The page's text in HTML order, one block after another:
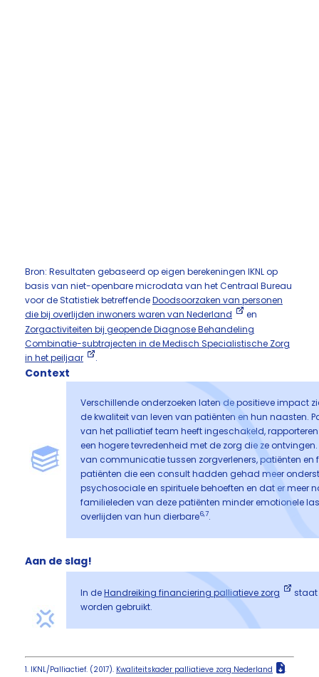
Bron: Resultaten gebaseerd op eigen berekeningen IKNL op
basis van niet-openbare microdata van het Centraal Bureau
voor de Statistiek betreffendeDoodsoorzaken van personen
die bij overlijden inwoners waren van Nederland
en
Zorgactiviteiten bij geopende Diagnose Behandeling
Combinatie-subtrajecten in de Medisch Specialistische Zorg
in het peiljaar
.
Context
Verschillende onderzoeken laten de positieve impact
de kwaliteit van leven van patiënten en hun naasten.
van het palliatief team heeft ingeschakeld,
een hogere tevredenheid met de zorg die ze
van communicatie tussen zorgverleners, patiënten en
patiënten die een consult hadden gehad meer
psychosociale en spirituele behoeften en dat er meer
familieleden van deze patiënten minder emotionele
overlijden van hun dierbare6,7.
Aan de slag!
In deHandreiking financiering palliatieve zorg
staat
worden gebruikt.
1. IKNL/Palliactief. (2017). Kwaliteitskader palliatieve zorg Nederland
.